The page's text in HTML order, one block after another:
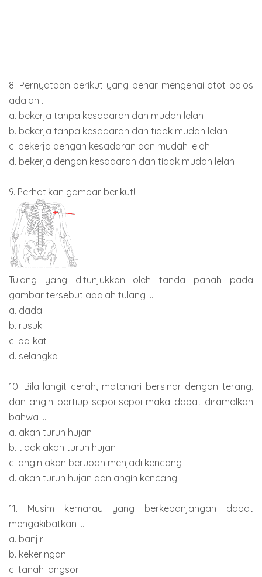
8. Pernyataan berikut yang benar mengenai otot polos
adalah ...
a. bekerja tanpa kesadaran dan mudah lelah
b. bekerja tanpa kesadaran dan tidak mudah lelah
c. bekerja dengan kesadaran dan mudah lelah
d. bekerja dengan kesadaran dan tidak mudah lelah
9. Perhatikan gambar berikut!
Tulang yang ditunjukkan oleh tanda panah pada
gambar tersebut adalah tulang ...
a. dada
b. rusuk
c. belikat
d. selangka
10. Bila langit cerah, matahari bersinar dengan terang,
dan angin bertiup sepoi-sepoi maka dapat diramalkan
bahwa ...
a. akan turun hujan
b. tidak akan turun hujan
c. angin akan berubah menjadi kencang
d. akan turun hujan dan angin kencang
11. Musim kemarau yang berkepanjangan dapat
mengakibatkan ...
a. banjir
b. kekeringan
c. tanah longsor